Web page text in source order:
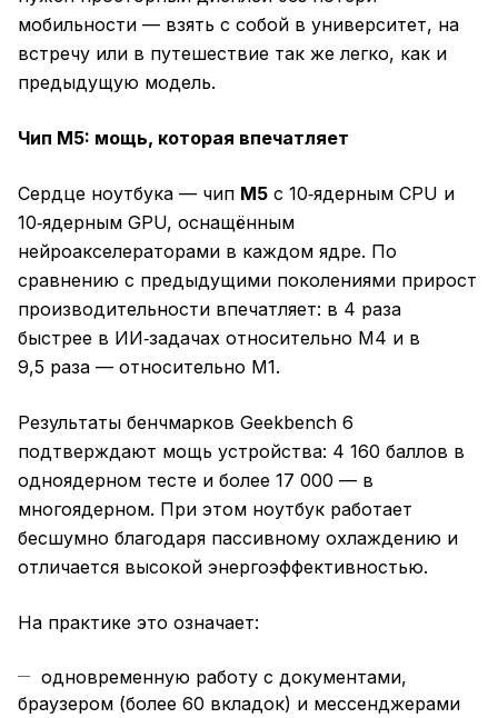
мобильности — взять с собой в университет, на
встречу или в путешествие так же легко, как и
предыдущую модель.
Чип M5: мощь, которая впечатляет
Сердце ноутбука — чип M5 с 10‑ядерным CPU и
10‑ядерным GPU, оснащённым
нейроакселераторами в каждом ядре. По
сравнению с предыдущими поколениями прирост
производительности впечатляет: в 4 раза
быстрее в ИИ‑задачах относительно M4 и в
9,5 раза — относительно M1.
Результаты бенчмарков Geekbench 6
подтверждают мощь устройства: 4 160 баллов в
одноядерном тесте и более 17 000 — в
многоядерном. При этом ноутбук работает
бесшумно благодаря пассивному охлаждению и
отличается высокой энергоэффективностью.
На практике это означает:
одновременную работу с документами,
браузером (более 60 вкладок) и мессенджерами